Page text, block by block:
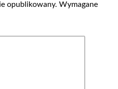
opublikowany. Wymagane